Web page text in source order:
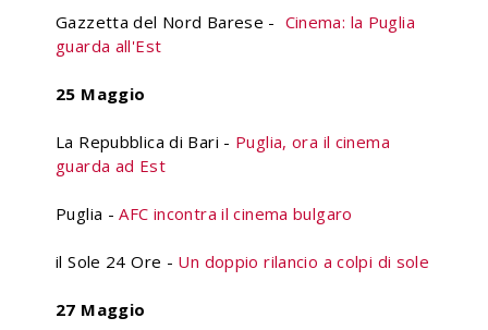
Gazzetta del Nord Barese - Cinema: la Puglia
guarda all'Est
25 Maggio
La Repubblica di Bari - Puglia, ora il cinema
guarda ad Est
Puglia -AFC incontra il cinema bulgaro
il Sole 24 Ore - Un doppio rilancio a colpi di sole
27 Maggio